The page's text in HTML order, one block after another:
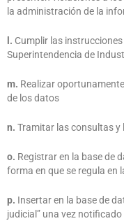
la administración de la
l. Cumplir las
Superintendencia de
m. Realizar
de los datos
n. Tramitar las consultas y
o. Registrar en la base de
forma en que se regula en
p. Insertar en la base de
judicial” una vez